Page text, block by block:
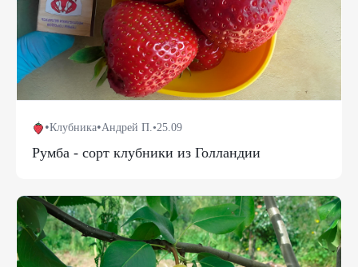
•Клубника•Андрей П.•25.09
Румба - сорт клубники из Голландии